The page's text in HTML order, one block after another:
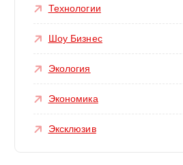
Технологии
Шоу Бизнес
Экология
Экономика
Эксклюзив